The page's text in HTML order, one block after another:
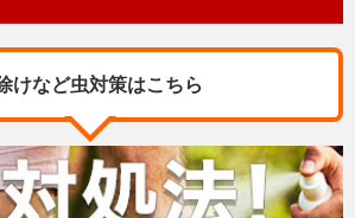
けなど虫対策はこちら